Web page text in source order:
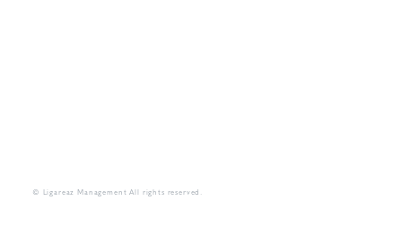
© Ligareaz Management All rights reserved.